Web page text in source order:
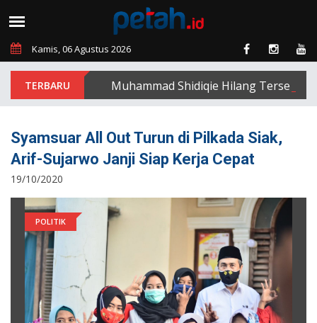
Kamis, 06 Agustus 2026
Muhammad Shidiqie Hilang Terseret
Syamsuar All Out Turun di Pilkada Siak,
Arif-Sujarwo Janji Siap Kerja Cepat
19/10/2020
POLITIK